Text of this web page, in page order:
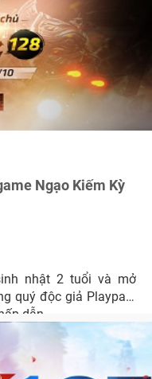
Ngạo Kiếm Kỳ
nhật 2 tuổi và mở
quý độc giả Playpark
dẫn.